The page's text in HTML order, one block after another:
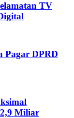
TV
Pagar DPRD
Miliar